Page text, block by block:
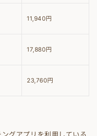
11,940円
17,880円
23,760円